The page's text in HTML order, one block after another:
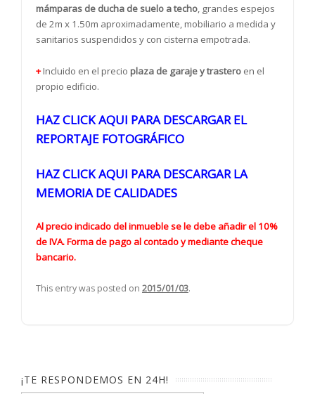
mámparas de ducha de suelo a techo, grandes espejos
de 2m x 1.50m aproximadamente, mobiliario a medida y
sanitarios suspendidos y con cisterna empotrada.
+Incluido en el precio plaza de garaje y trastero en el
propio edificio.
HAZ CLICK AQUI PARA DESCARGAR EL
REPORTAJE FOTOGRÁFICO
HAZ CLICK AQUI PARA DESCARGAR LA
MEMORIA DE CALIDADES
Al precio indicado del inmueble se le debe añadir el 10%
de IVA. Forma de pago al contado y mediante cheque
bancario.
This entry was posted on 2015/01/03.
¡TE RESPONDEMOS EN 24H!